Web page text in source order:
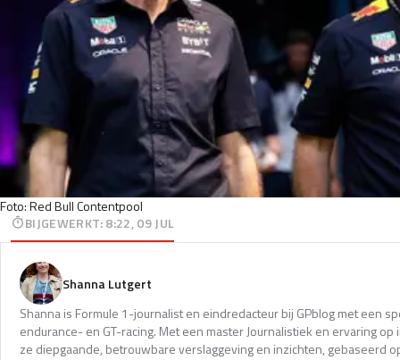
Foto: Red Bull Contentpool
BIJGEWERKT:8:22, 09 JUL
Shanna Lutgert
Shanna is Formule 1-journalist en eindredacteur bij GPblog met een
endurance- en GT-racing. Met een master Journalistiek en ervaring
ze diepgaande, betrouwbare verslaggeving en inzichten, gebaseerd